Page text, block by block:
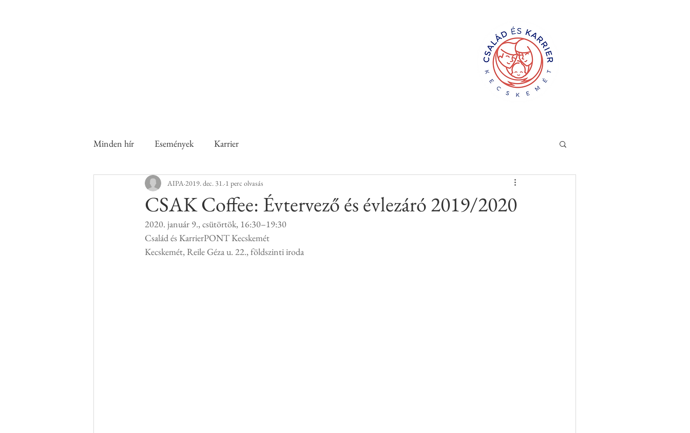
Minden hír Események Karrier
CSAK Coffee: Évtervező és évlezáró 2019/2020
AIPA 2019. dec. 31. 1 perc olvasás
2020. január 9., csütörtök, 16:30–19:30
Család és KarrierPONT Kecskemét
Kecskemét, Reile Géza u. 22., földszinti iroda